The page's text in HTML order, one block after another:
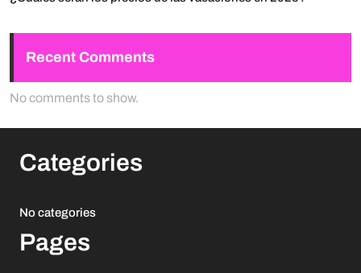
Recent Comments
No comments to show.
Categories
No categories
Pages